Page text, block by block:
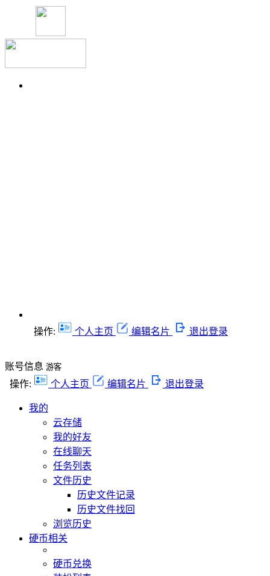
操作: 个人主页 编辑名片 退出登录
账号信息 游客
操作: 个人主页 编辑名片 退出登录
我的
云存储
我的好友
在线聊天
任务列表
文件历史
历史文件记录
历史文件找回
浏览历史
硬币相关
硬币兑换